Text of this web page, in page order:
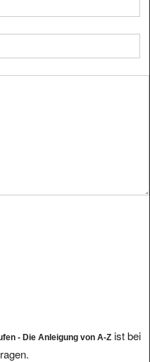
- Die Anleigung von A-Z ist bei